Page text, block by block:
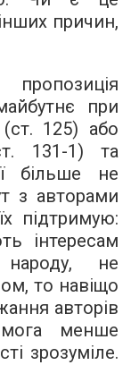
причин,
при
(ст. 125) або
131-1) та
більше не
з авторами
підтримую:
інтересам
народу, не
то навіщо
авторів
менше
зрозуміле.